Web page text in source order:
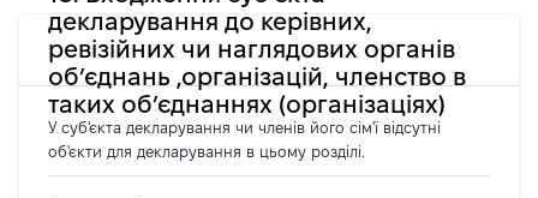
декларування до керівних,
ревізійних чи наглядових органів
об’єднань ,організацій, членство в
таких об’єднаннях (організаціях)
У суб'єкта декларування чи членів його сім'ї відсутні
об'єкти для декларування в цьому розділі.